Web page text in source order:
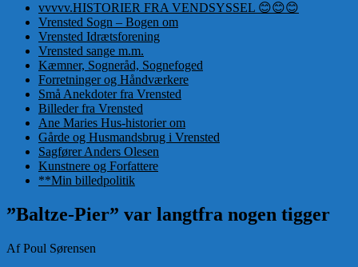
vvvvv.HISTORIER FRA VENDSYSSEL 😊😊😊
Vrensted Sogn – Bogen om
Vrensted Idrætsforening
Vrensted sange m.m.
Kæmner, Sogneråd, Sognefoged
Forretninger og Håndværkere
Små Anekdoter fra Vrensted
Billeder fra Vrensted
Ane Maries Hus-historier om
Gårde og Husmandsbrug i Vrensted
Sagfører Anders Olesen
Kunstnere og Forfattere
**Min billedpolitik
”Baltze-Pier” var langtfra nogen tigger
Af Poul Sørensen